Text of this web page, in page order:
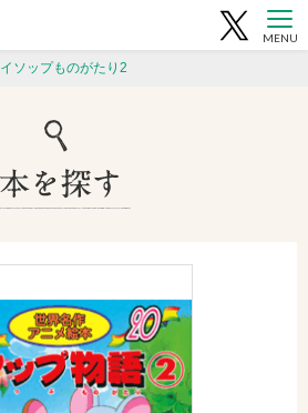
MENU
イソップものがたり2